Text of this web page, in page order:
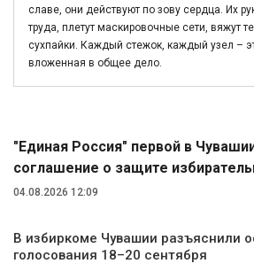
славе, они действуют по зову сердца. Их
труда, плетут маскировочные сети, вяжут
сухпайки. Каждый стежок, каждый узел –
вложенная в общее дело.
"Единая Россия" первой в
соглашение о защите
04.08.2026 12:09
В избиркоме Чувашии разъяснили
голосования 18–20 сентября